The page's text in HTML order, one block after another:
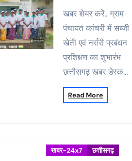
खबर शेयर करें.. ग्राम
पंचायत कांचरी में सब्जी
खेती एवं नर्सरी प्रबंधन
प्रशिक्षण का शुभारंभ
छत्तीसगढ़ खबर डेस्क…
Read More
खबर-24x7 छत्तीसगढ़